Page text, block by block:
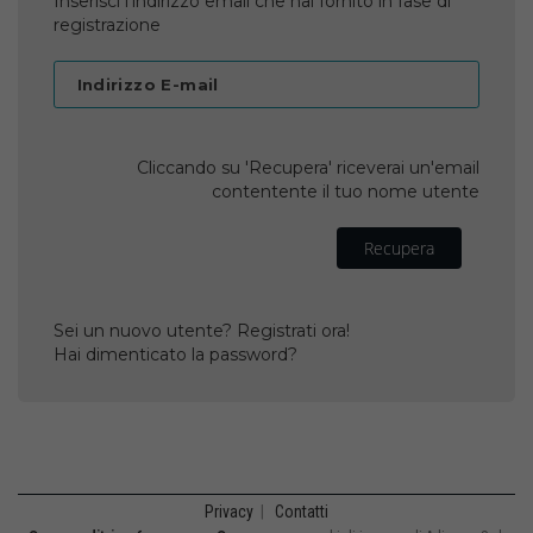
registrazione
Indirizzo E-mail
Cliccando su 'Recupera' riceverai un'email
contentente il tuo nome utente
Recupera
Sei un nuovo utente? Registrati ora!
Hai dimenticato la password?
Privacy Contatti